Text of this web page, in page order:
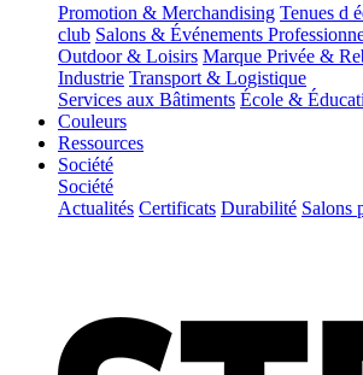
Promotion & Merchandising Tenues d
club Salons & Événements
Outdoor & Loisirs Marque Privée &
Industrie Transport & Logistique
Services aux Bâtiments École &
Couleurs
Ressources
Société
Société
Actualités Certificats Durabilité Salons